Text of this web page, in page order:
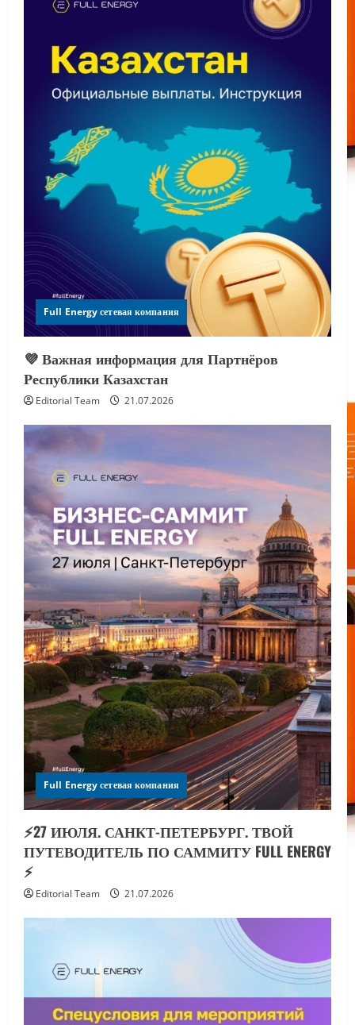
Full Energy сетевая компания
💜 Важная информация для Партнёров
Республики Казахстан
Editorial Team 21.07.2026
Full Energy сетевая компания
⚡️27 ИЮЛЯ. САНКТ-ПЕТЕРБУРГ. ТВОЙ
ПУТЕВОДИТЕЛЬ ПО САММИТУ FULL ENERGY
⚡️
Editorial Team 21.07.2026